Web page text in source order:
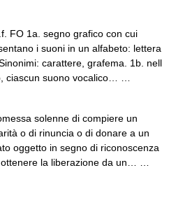
FO 1a. segno grafico con cui
i suoni in un alfabeto: lettera
carattere, grafema. 1b. nell
ciascun suono vocalico… …
solenne di compiere un
o di rinuncia o di donare a un
oggetto in segno di riconoscenza
ottenere la liberazione da un… …